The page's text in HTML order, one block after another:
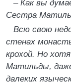
– Как вы
Сестра
Всю свою
стенах
крохой. Но
Матильды,
далеких